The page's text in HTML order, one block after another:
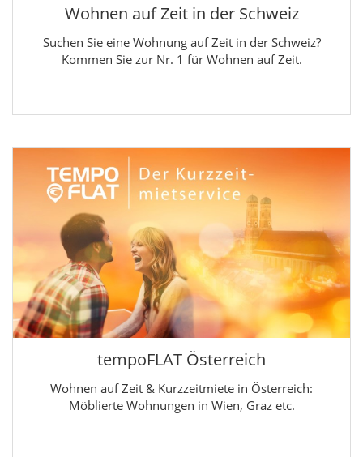
Wohnen auf Zeit in der Schweiz
Suchen Sie eine Wohnung auf Zeit in der Schweiz?
Kommen Sie zur Nr. 1 für Wohnen auf Zeit.
tempoFLAT Österreich
Wohnen auf Zeit & Kurzzeitmiete in Österreich:
Möblierte Wohnungen in Wien, Graz etc.